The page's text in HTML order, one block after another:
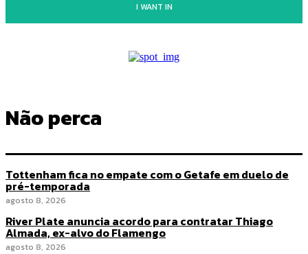
I WANT IN
Não perca
Tottenham fica no empate com o Getafe em duelo de
pré-temporada
agosto 8, 2026
River Plate anuncia acordo para contratar Thiago
Almada, ex-alvo do Flamengo
agosto 8, 2026